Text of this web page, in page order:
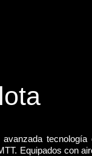
tecnología
Equipados con